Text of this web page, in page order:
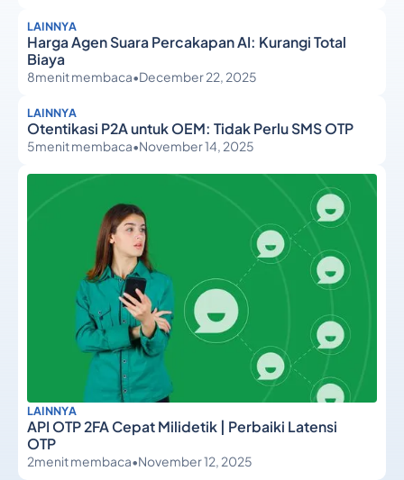
LAINNYA
Harga Agen Suara Percakapan AI: Kurangi Total
Biaya
8menit membaca•December 22, 2025
LAINNYA
Otentikasi P2A untuk OEM: Tidak Perlu SMS OTP
5menit membaca•November 14, 2025
LAINNYA
API OTP 2FA Cepat Milidetik | Perbaiki Latensi
OTP
2menit membaca•November 12, 2025